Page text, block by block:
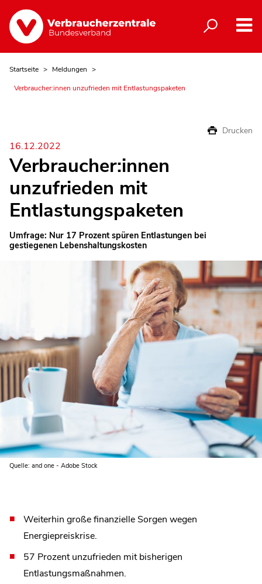
Startseite
Meldungen
Verbraucher:innen unzufrieden mit Entlastungspaketen
Drucken
16.12.2022
Verbraucher:innen
unzufrieden mit
Entlastungspaketen
Umfrage: Nur 17 Prozent spüren Entlastungen bei
gestiegenen Lebenshaltungskosten
Quelle: and one - Adobe Stock
Weiterhin große finanzielle Sorgen wegen
Energiepreiskrise.
57 Prozent unzufrieden mit bisherigen
Entlastungsmaßnahmen.